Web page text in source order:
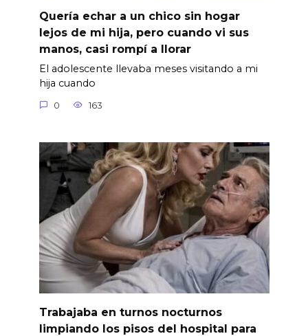
Quería echar a un chico sin hogar
lejos de mi hija, pero cuando vi sus
manos, casi rompí a llorar
El adolescente llevaba meses visitando a mi
hija cuando
0 163
Trabajaba en turnos nocturnos
limpiando los pisos del hospital para